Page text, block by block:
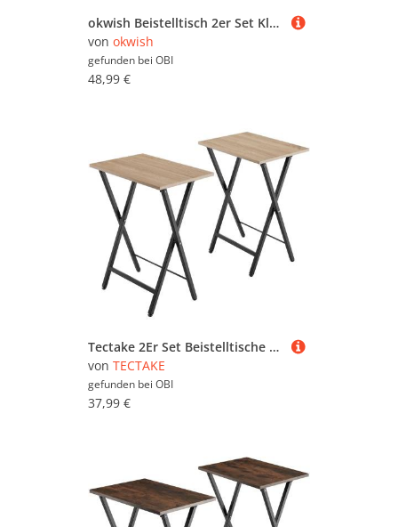
okwish Beistelltisch 2er Set Klappbar C Form Metallrahmen Wohnzimmer Büro 60x37x71cm Braun
von okwish
gefunden bei OBI
48,99 €
Tectake 2Er Set Beistelltische Phoenix Klappbar Industrial Style 48 x 36 x 66 50 cm Industrial Holz Hell Eiche Sonoma
von TECTAKE
gefunden bei OBI
37,99 €